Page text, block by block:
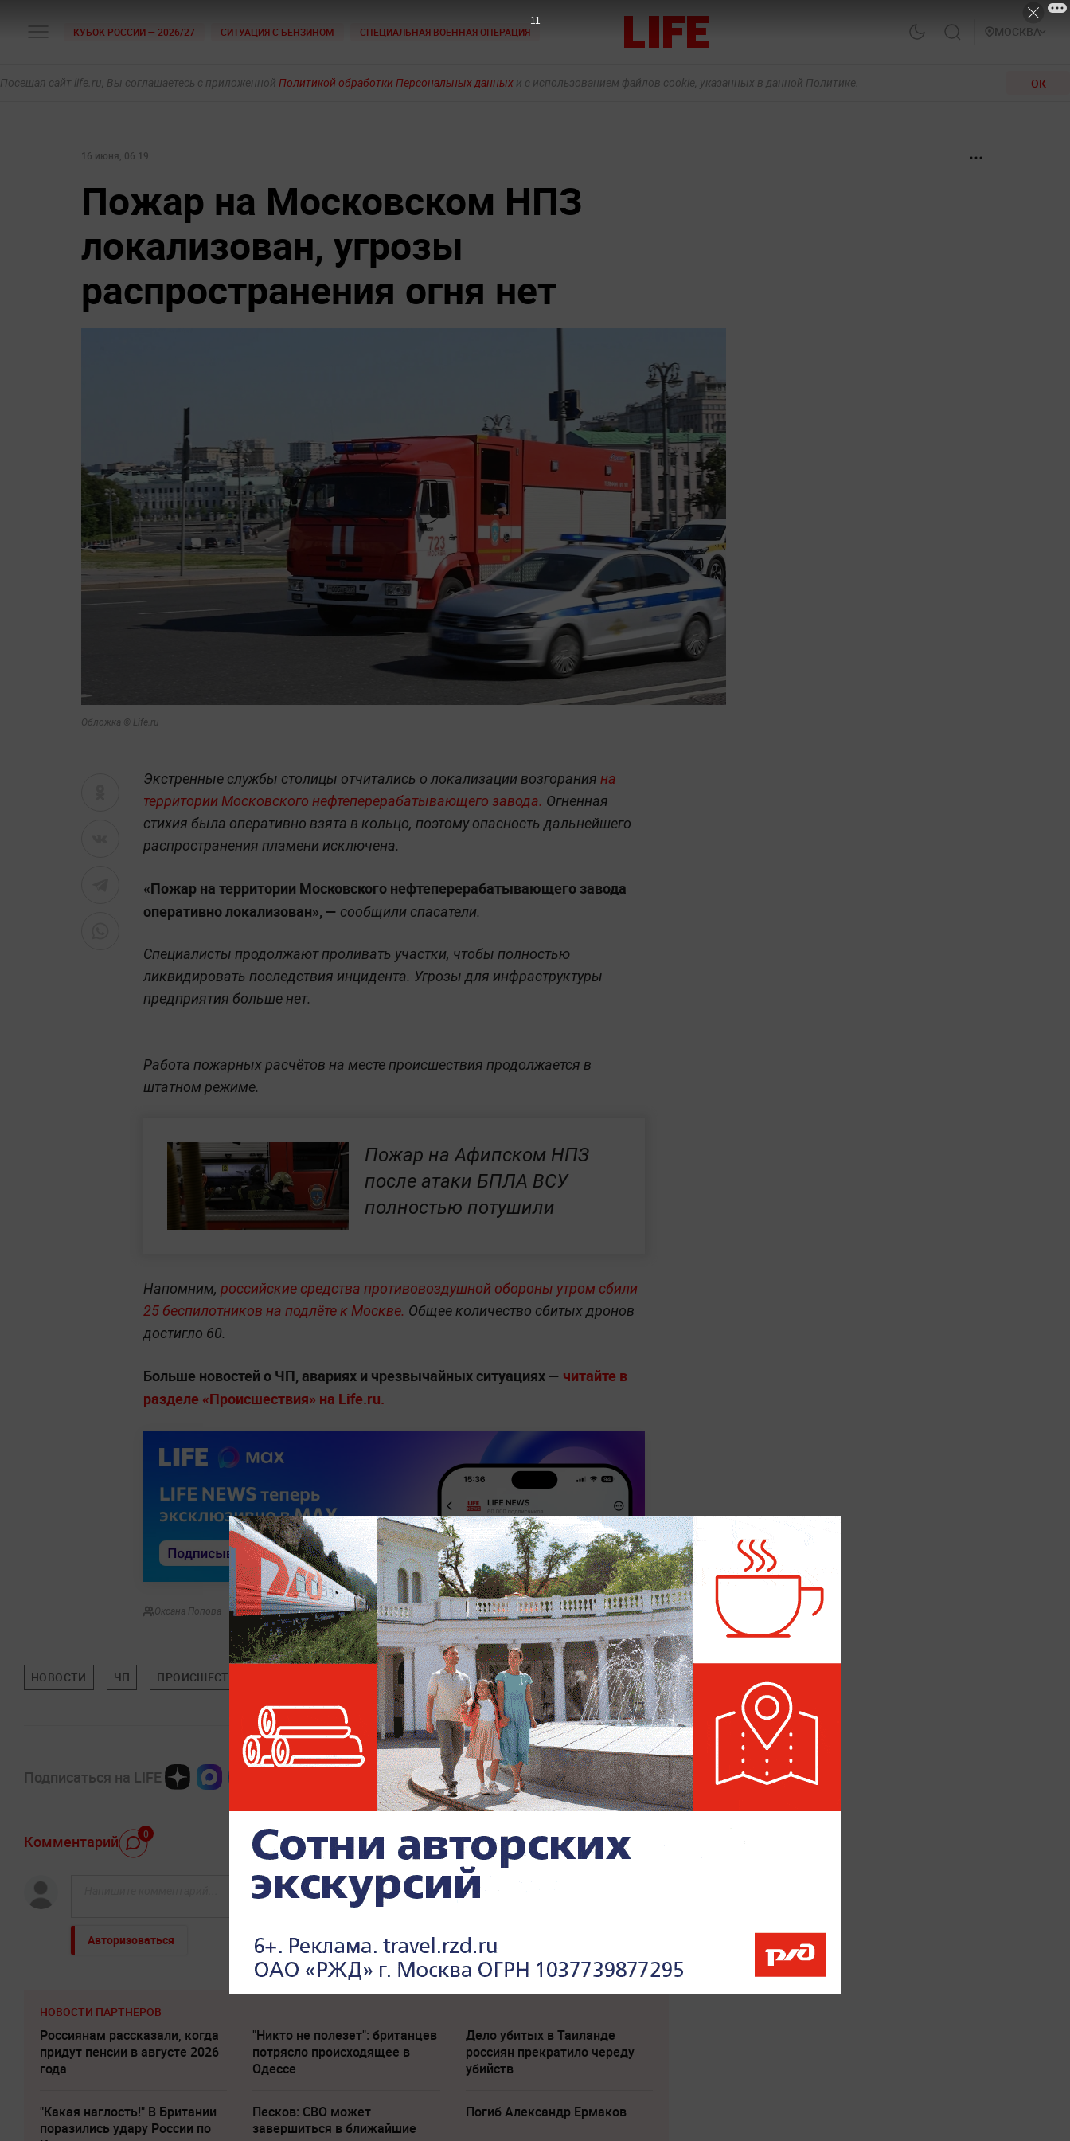
КУБОК РОССИИ — 2026/27 СИТУАЦИЯ С БЕНЗИНОМ СПЕЦИАЛЬНАЯ ВОЕННАЯ ОПЕРАЦИЯ МОСКВА
Посещая сайт life.ru, Вы соглашаетесь с приложенной Политикой обработки Персональных данных и с использованием файлов cookie, указанных в данной Политике. ОК
16 июня, 06:19
Пожар на Московском НПЗ
локализован, угрозы
распространения огня нет
Обложка © Life.ru
Экстренные службы столицы отчитались о локализации возгорания на
территории Московского нефтеперерабатывающего завода. Огненная
стихия была оперативно взята в кольцо, поэтому опасность дальнейшего
распространения пламени исключена.
«Пожар на территории Московского нефтеперерабатывающего завода
оперативно локализован», — сообщили спасатели.
Специалисты продолжают проливать участки, чтобы полностью
ликвидировать последствия инцидента. Угрозы для инфраструктуры
предприятия больше нет.
Работа пожарных расчётов на месте происшествия продолжается в
штатном режиме.
Пожар на Афипском НПЗ
после атаки БПЛА ВСУ
полностью потушили
Напомним, российские средства противовоздушной обороны утром сбили
25 беспилотников на подлёте к Москве. Общее количество сбитых дронов
достигло 60.
Больше новостей о ЧП, авариях и чрезвычайных ситуациях — читайте в
разделе «Происшествия» на Life.ru.
Оксана Попова
НОВОСТИ ЧП ПРОИСШЕСТВИЯ
Подписаться на LIFE
Комментарий 0
Авторизоваться
НОВОСТИ ПАРТНЕРОВ
Россиянам рассказали, когда
придут пенсии в августе 2026
года
"Никто не полезет": британцев
потрясло происходящее в
Одессе
Дело убитых в Таиланде
россиян прекратило череду
убийств
"Какая наглость!" В Британии
поразились удару России по
Песков: СВО может
завершиться в ближайшие
Погиб Александр Ермаков
10